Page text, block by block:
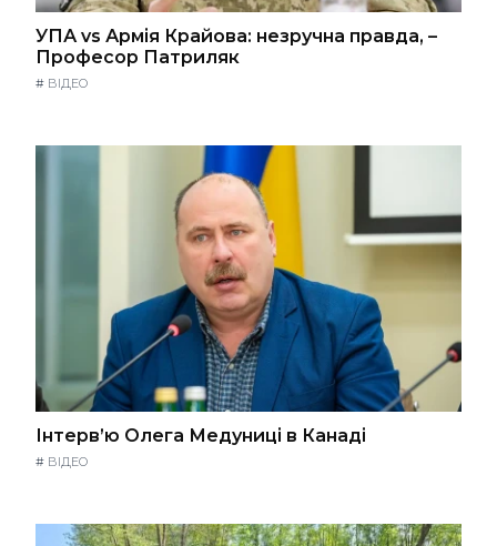
УПА vs Армія Крайова: незручна правда, –
Професор Патриляк
# ВІДЕО
Інтерв’ю Олега Медуниці в Канаді
# ВІДЕО